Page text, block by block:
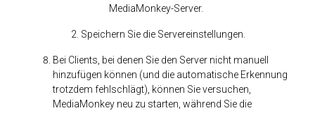
MediaMonkey-Server.
Speichern Sie die Servereinstellungen.
Bei Clients, bei denen Sie den Server nicht manuell
hinzufügen können (und die automatische Erkennung
trotzdem fehlschlägt), können Sie versuchen,
MediaMonkey neu zu starten, während Sie die